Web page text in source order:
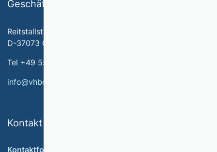
Geschäftsstelle
Reitstallstr. 7
D-37073 Göttingen
Tel +49 551 79778-566
info@vhbonline.org
Kontakt
Kontaktformular